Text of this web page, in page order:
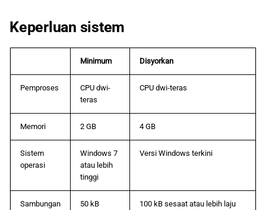
Keperluan sistem
Minimum Disyorkan
Pemproses
CPU dwi-
teras
CPU dwi-teras
Memori 2 GB 4 GB
Sistem
operasi
Windows 7
atau lebih
tinggi
Versi Windows terkini
Sambungan
50 kB
100 kB sesaat atau lebih laju